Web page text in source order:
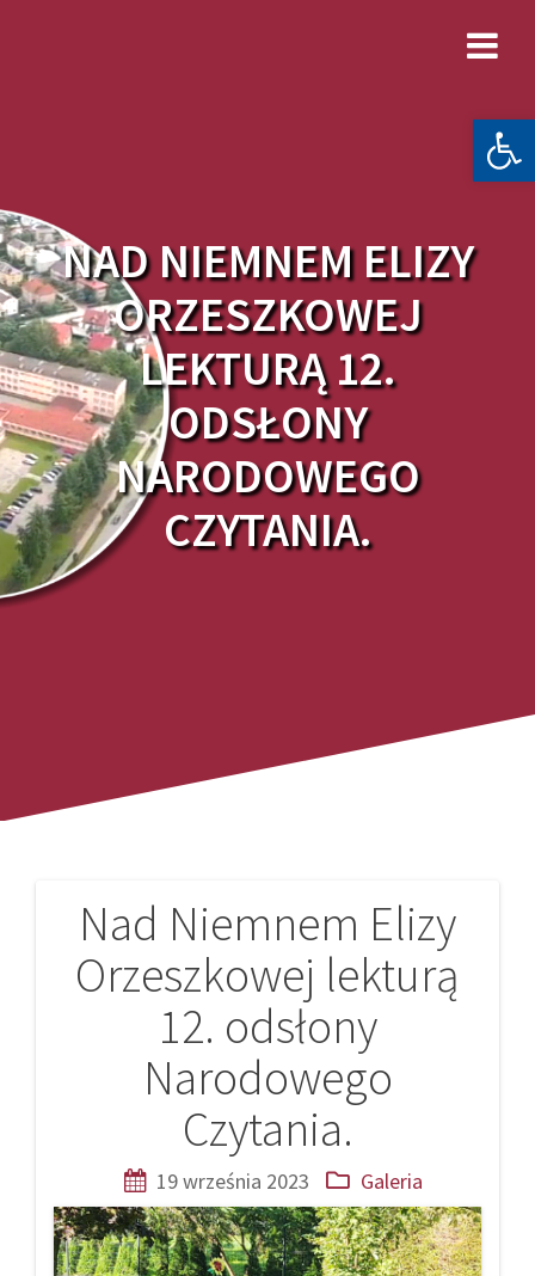
NAD NIEMNEM ELIZY
ORZESZKOWEJ
LEKTURĄ 12.
ODSŁONY
NARODOWEGO
CZYTANIA.
Nad Niemnem Elizy
Orzeszkowej lekturą
12. odsłony
Narodowego
Czytania.
19 września 2023 Galeria
Nawigacja
wpisu